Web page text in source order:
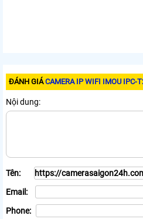
ĐÁNH GIÁCAMERA IP WIFI IMOU IPC-
Nội dung:
Tên:
Email:
Phone: